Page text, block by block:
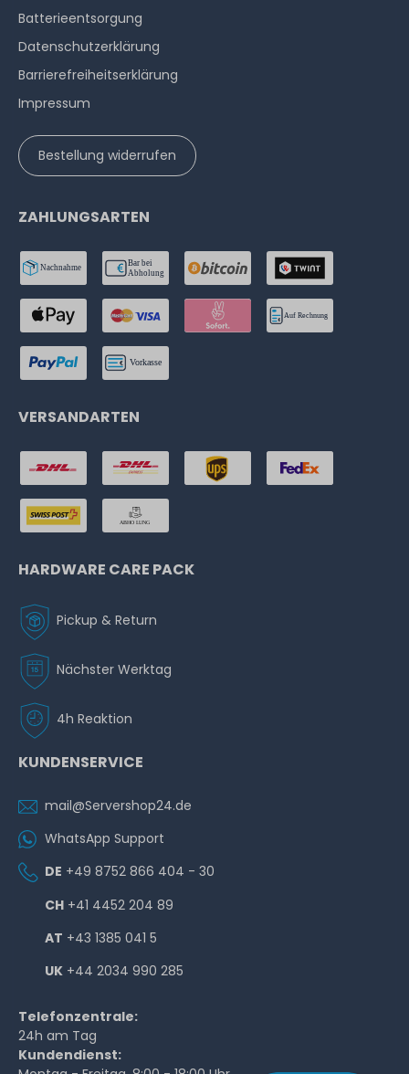
Batterieentsorgung
Datenschutzerklärung
Barrierefreiheitserklärung
Impressum
Bestellung widerrufen
ZAHLUNGSARTEN
VERSANDARTEN
HARDWARE CARE PACK
Pickup & Return
Nächster Werktag
4h Reaktion
KUNDENSERVICE
mail@Servershop24.de
WhatsApp Support
DE +49 8752 866 404 - 30
CH +41 4452 204 89
AT +43 1385 041 5
UK +44 2034 990 285
Telefonzentrale:
24h am Tag
Kundendienst: